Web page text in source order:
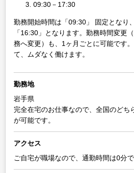
09:30－17:30
勤務開始時間は「09:30」 固定となり
「16:30」となります。勤務時間変更
務へ変更）も、1ヶ月ごとに可能です
て、ムダなく働けます。
勤務地
岩手県
完全在宅のお仕事なので、全国のどち
が可能です。
アクセス
ご自宅が職場なので、通勤時間は0分で